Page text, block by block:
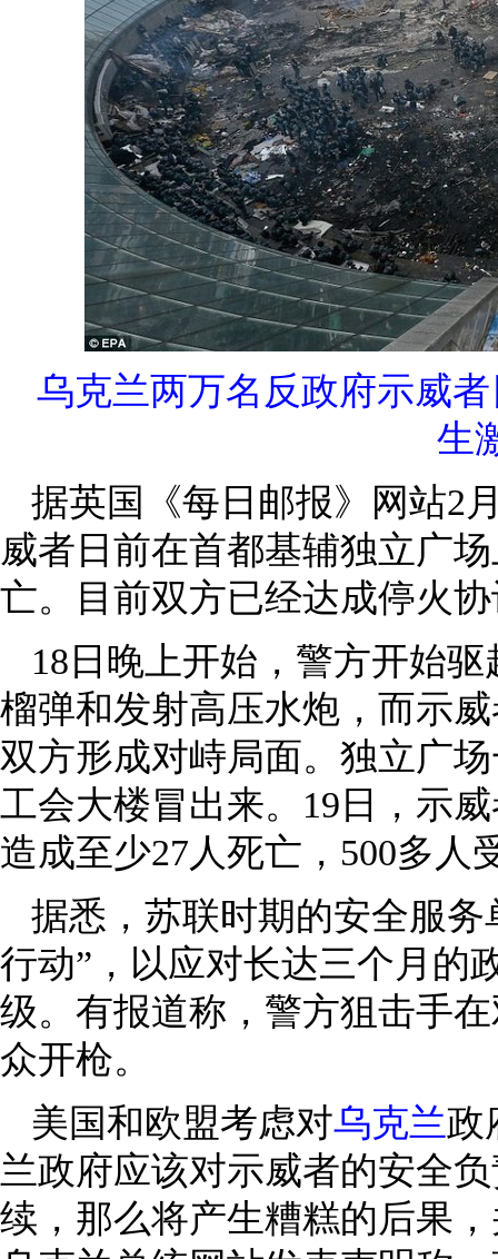
乌克兰两万名反政府示威
生
据英国《每日邮报》网站2
威者日前在首都基辅独立广
亡。目前双方已经达成停火
18日晚上开始，警方开始
榴弹和发射高压水炮，而示
双方形成对峙局面。独立广
工会大楼冒出来。19日，示
造成至少27人死亡，500多人
据悉，苏联时期的安全服
行动”，以应对长达三个月的
级。有报道称，警方狙击手
众开枪。
美国和欧盟考虑对乌克兰政
兰政府应该对示威者的安全
续，那么将产生糟糕的后果